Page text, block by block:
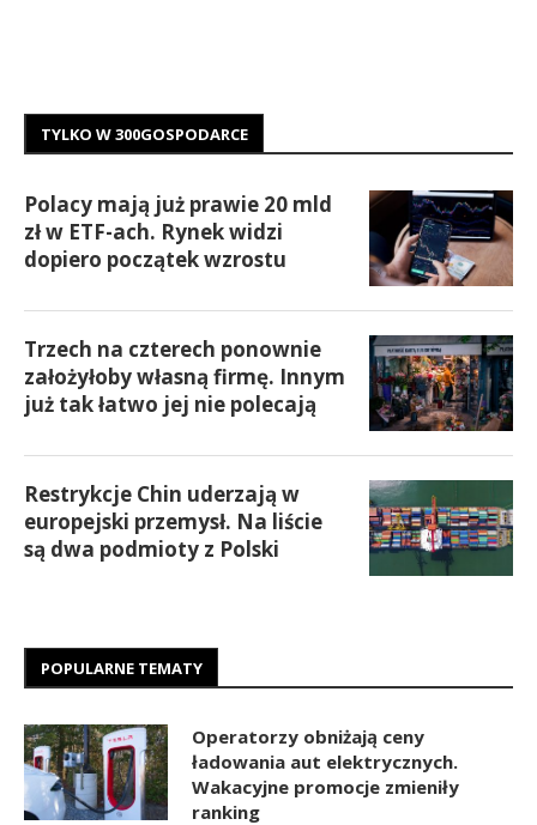
TYLKO W 300GOSPODARCE
Polacy mają już prawie 20 mld
zł w ETF-ach. Rynek widzi
dopiero początek wzrostu
Trzech na czterech ponownie
założyłoby własną firmę. Innym
już tak łatwo jej nie polecają
Restrykcje Chin uderzają w
europejski przemysł. Na liście
są dwa podmioty z Polski
POPULARNE TEMATY
Operatorzy obniżają ceny
ładowania aut elektrycznych.
Wakacyjne promocje zmieniły
ranking